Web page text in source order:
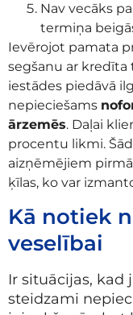
Nav vecāks
termiņa
Ievērojot pamata
segšanu ar kredīta
iestādes piedāvā
nepieciešams
ārzemēs. Daļai
procentu likmi.
aizņēmējiem
ķīlas, ko var
Kā notiek
veselībai
Ir situācijas, kad
steidzami